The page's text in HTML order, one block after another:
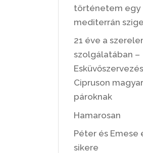
történetem egy
mediterrán
21 éve a
szolgálatában –
Esküvőszervezés
Cipruson magyar
pároknak
Hamarosan
Péter és Emese
sikere